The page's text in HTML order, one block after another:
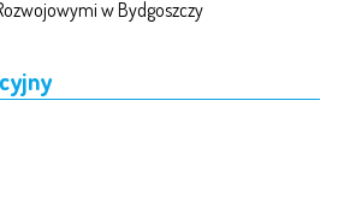
w Bydgoszczy